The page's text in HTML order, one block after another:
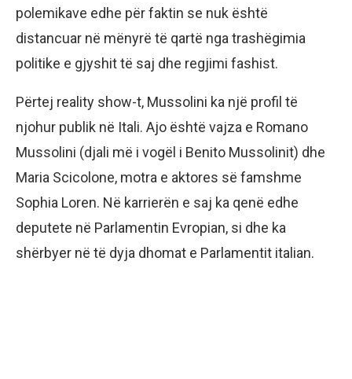
polemikave edhe për faktin se nuk është
distancuar në mënyrë të qartë nga trashëgimia
politike e gjyshit të saj dhe regjimi fashist.
Përtej reality show-t, Mussolini ka një profil të
njohur publik në Itali. Ajo është vajza e Romano
Mussolini (djali më i vogël i Benito Mussolinit) dhe
Maria Scicolone, motra e aktores së famshme
Sophia Loren. Në karrierën e saj ka qenë edhe
deputete në Parlamentin Evropian, si dhe ka
shërbyer në të dyja dhomat e Parlamentit italian.